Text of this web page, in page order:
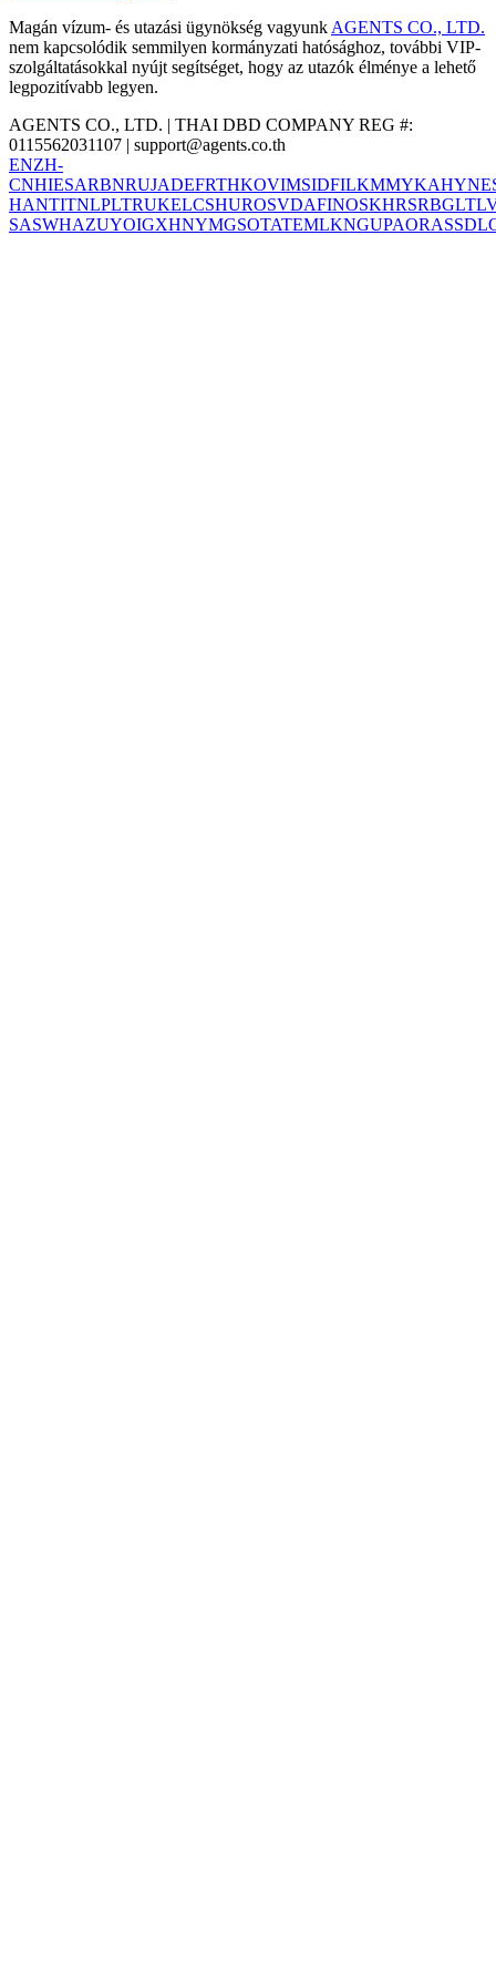
Magán vízum- és utazási ügynökség vagyunk AGENTS CO., LTD.
nem kapcsolódik semmilyen kormányzati hatósághoz, további VIP-
szolgáltatásokkal nyújt segítséget, hogy az utazók élménye a lehető
legpozitívabb legyen.
AGENTS CO., LTD. | THAI DBD COMPANY REG #:
0115562031107 | support@agents.co.th
ENZH-
CNHIESARBNRUJADEFRTHKOVIMSIDFILKMMYKAHYNE
HANTITNLPLTRUKELCSHUROSVDAFINOSKHRSRBGLT
SASWHAZUYOIGXHNYMGSOTATEMLKNGUPAORASSD